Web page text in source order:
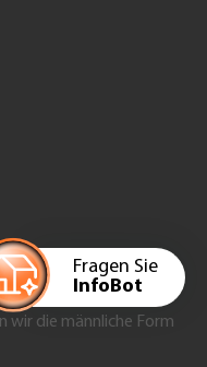
Fragen Sie
InfoBot
wir die männliche Form